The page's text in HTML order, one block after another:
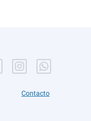
Contacto